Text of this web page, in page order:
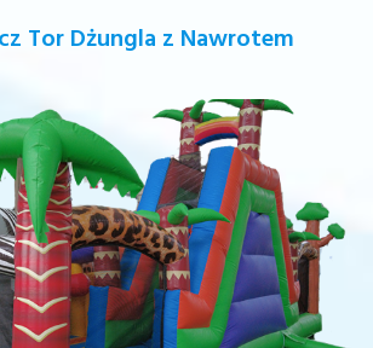
Tor Dżungla z Nawrotem